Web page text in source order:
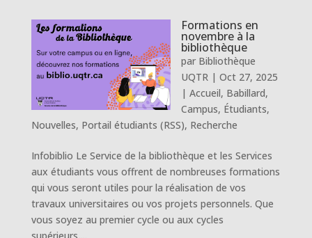
Formations en
novembre à la
bibliothèque
par Bibliothèque
UQTR| Oct 27, 2025
| Accueil, Babillard,
Campus, Étudiants,
Nouvelles, Portail étudiants (RSS), Recherche
Infobiblio Le Service de la bibliothèque et les Services
aux étudiants vous offrent de nombreuses formations
qui vous seront utiles pour la réalisation de vos
travaux universitaires ou vos projets personnels. Que
vous soyez au premier cycle ou aux cycles